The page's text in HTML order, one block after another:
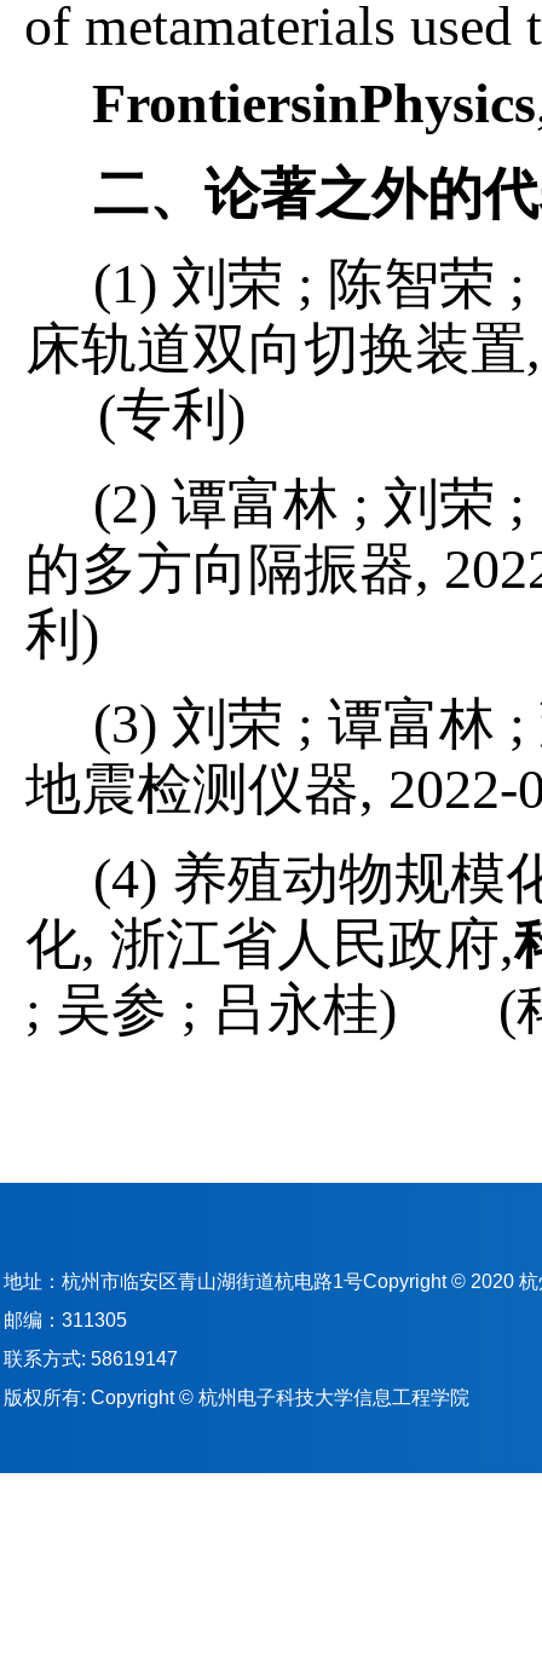
of metamaterials
FrontiersinPhysics
二、论著之外的
(1) 刘荣 ; 陈智荣 ;
床轨道双向切换装置
(专利 )
(2) 谭富林 ; 刘荣 ;
的多方向隔振器,
利 )
(3) 刘荣 ; 谭富林 ;
地震检测仪器, 2022-
(4) 养殖动物规模
化, 浙江省人民政府,
; 吴参 ; 吕永桂) (
地址：杭州市临安区青山湖街道杭电路1号Copyright © 2020
邮编：311305
联系方式: 58619147
版权所有: Copyright © 杭州电子科技大学信息工程学院